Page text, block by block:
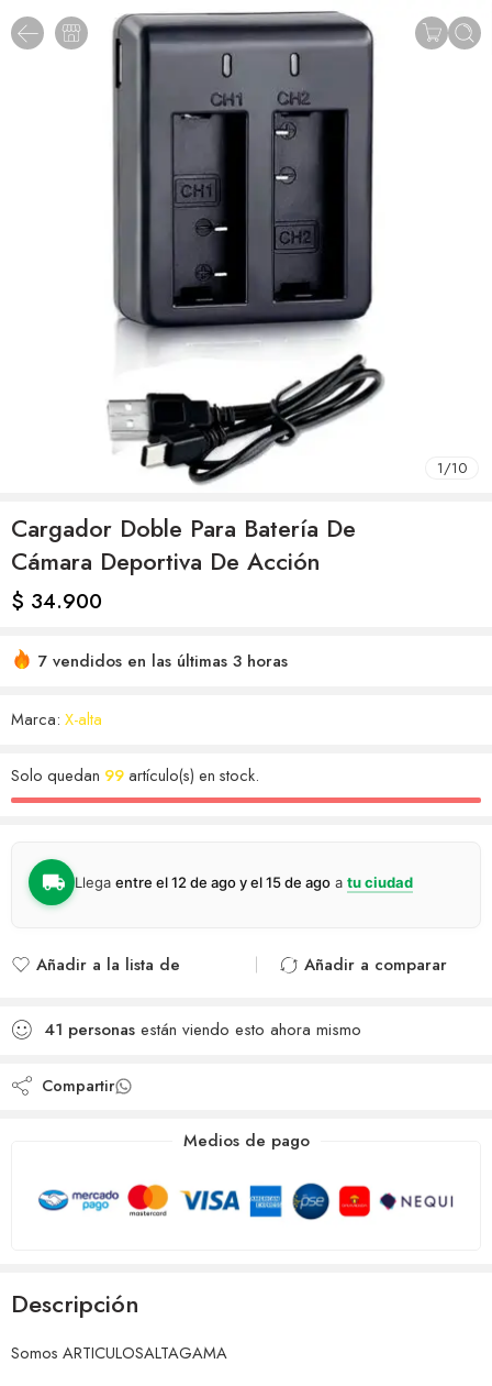
1/10
Cargador Doble Para Batería De
Cámara Deportiva De Acción
$ 34.900
7 vendidos en las últimas 3 horas
Marca: X-alta
Solo quedan 99artículo(s) en stock.
Llega entre el 12 de ago y el 15 de ago a tu ciudad
Añadir a la lista de
Añadido a la lista de
deseos
Añadir a comparar
41 personas están viendo esto ahora mismo
Compartir
Medios de pago
Descripción
Somos ARTICULOSALTAGAMA